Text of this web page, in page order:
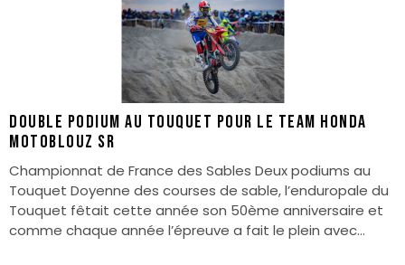
DOUBLE PODIUM AU TOUQUET POUR LE TEAM HONDA
MOTOBLOUZ SR
Championnat de France des Sables Deux podiums au
Touquet Doyenne des courses de sable, l’enduropale du
Touquet fêtait cette année son 50ème anniversaire et
comme chaque année l’épreuve a fait le plein avec...